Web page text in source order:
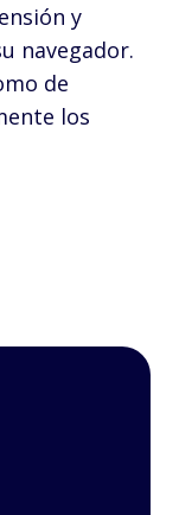
y
navegador.
de
los